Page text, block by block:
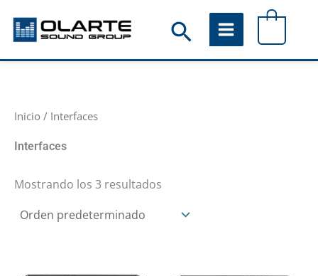
contenido
Buscar
Inicio / Interfaces
Interfaces
Mostrando los 3 resultados